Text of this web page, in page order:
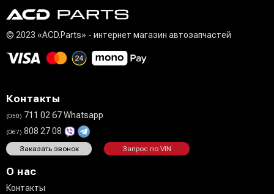
© 2023 «ACD.Parts» - интернет магазин автозапчастей
Контакты
(050) 711 02 67 Whatsapp
(067) 808 27 08
Заказать звонок Запрос по VIN
О нас
Контакты